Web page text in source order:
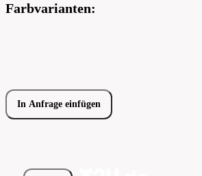
Farbvarianten:
In Anfrage einfügen